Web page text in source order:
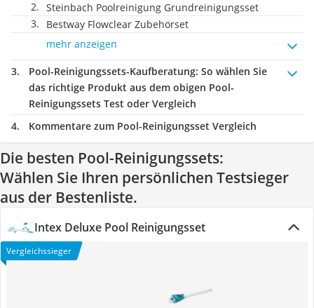
Steinbach Poolreinigung Grundreinigungsset
Bestway Flowclear Zubehörset
mehr anzeigen
Pool-Reinigungssets-Kaufberatung: So wählen Sie
das richtige Produkt aus dem obigen Pool-
Reinigungssets Test oder Vergleich
Kommentare zum Pool-Reinigungsset Vergleich
Die besten Pool-Reinigungssets:
Wählen Sie Ihren persönlichen Testsieger
aus der Bestenliste.
Intex Deluxe Pool Reinigungsset
Vergleichssieger